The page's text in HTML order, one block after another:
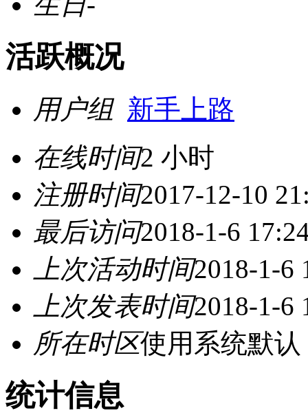
活跃概况
用户组 新手上路
在线时间2 小时
注册时间2017-12-10
最后访问2018-1-6
上次活动时间2018-1-6
上次发表时间2018-1-6
所在时区使用系统默认
统计信息